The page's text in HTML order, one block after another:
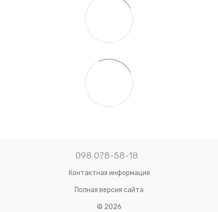
098 078-58-18
Контактная информация
Полная версия сайта
© 2026